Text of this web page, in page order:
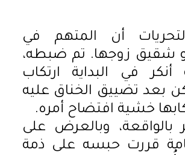
أن المتهم في
شقيق زوجها. تم ضبطه،
أنكر في البداية ارتكاب
بعد تضييق الخناق عليه
خشية افتضاح أمره.
وبالعرض على
قررت حبسه على ذمة